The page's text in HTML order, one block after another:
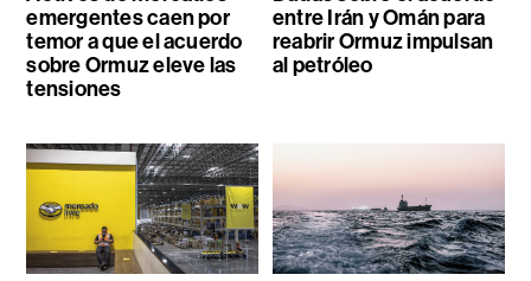
emergentes caen por
temor a que el acuerdo
sobre Ormuz eleve las
tensiones
entre Irán y Omán para
reabrir Ormuz impulsan
al petróleo